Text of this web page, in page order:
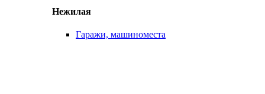
Нежилая
Гаражи, машиноместа